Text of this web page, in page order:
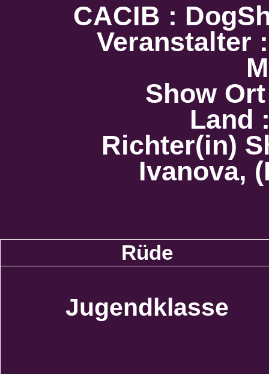
CACIB :
Veranstalter
Show
Land
Richter(in)
Ivanova,
Rüde
Jugendklasse